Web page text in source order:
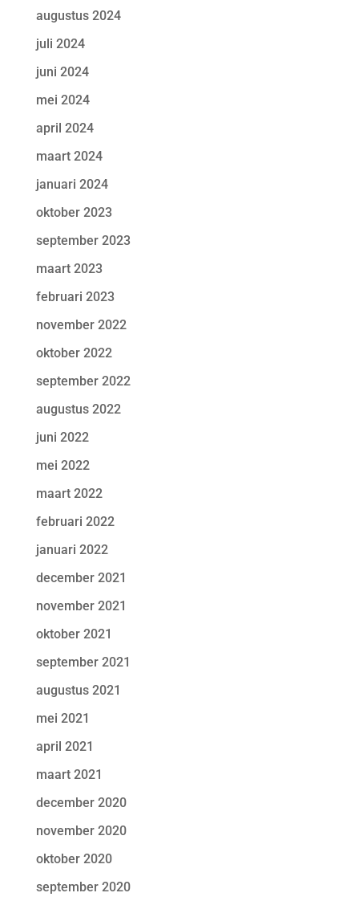
augustus 2024
juli 2024
juni 2024
mei 2024
april 2024
maart 2024
januari 2024
oktober 2023
september 2023
maart 2023
februari 2023
november 2022
oktober 2022
september 2022
augustus 2022
juni 2022
mei 2022
maart 2022
februari 2022
januari 2022
december 2021
november 2021
oktober 2021
september 2021
augustus 2021
mei 2021
april 2021
maart 2021
december 2020
november 2020
oktober 2020
september 2020